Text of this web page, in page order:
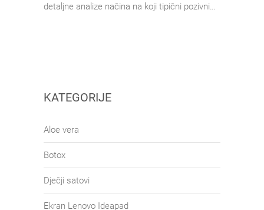
detaljne analize načina na koji tipični pozivni…
KATEGORIJE
Aloe vera
Botox
Dječji satovi
Ekran Lenovo Ideapad